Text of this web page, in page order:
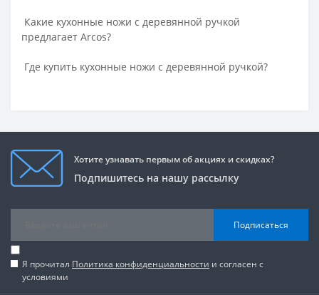
Какие кухонные ножи с деревянной ручкой
предлагает Arcos?
Где купить кухонные ножи с деревянной ручкой?
Хотите узнавать первым об акциях и скидках?
Подпишитесь на нашу рассылку
Подписаться
Я прочитал Политика конфиденциальности и согласен с
условиями